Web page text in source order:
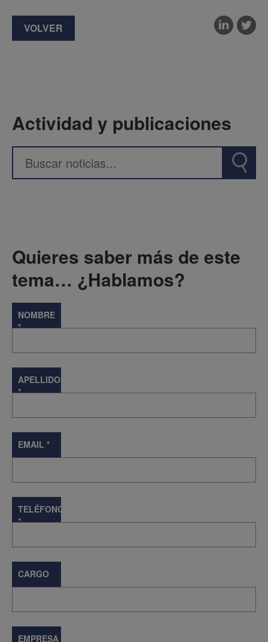
VOLVER
Actividad y publicaciones
Quieres saber más de este
tema… ¿Hablamos?
NOMBRE
*
APELLIDOS
*
EMAIL *
TELÉFONO
*
CARGO
EMPRESA